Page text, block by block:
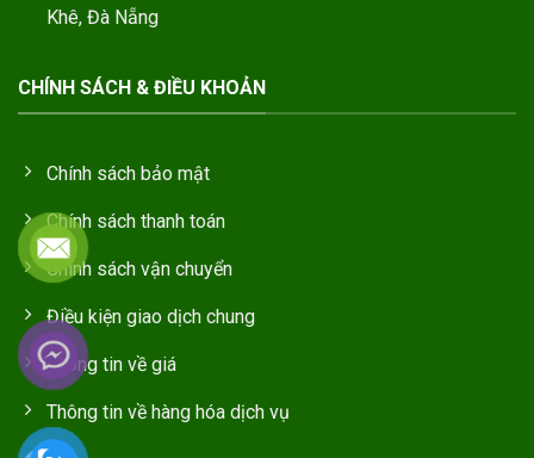
Khê, Đà Nẵng
CHÍNH SÁCH & ĐIỀU KHOẢN
Chính sách bảo mật
Chính sách thanh toán
Chính sách vận chuyển
Điều kiện giao dịch chung
Thông tin về giá
Thông tin về hàng hóa dịch vụ